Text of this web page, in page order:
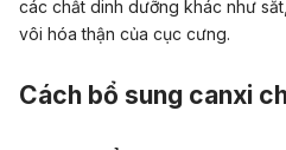
các chất dinh dưỡng khác như
vôi hóa thận của cục cưng.
Cách bổ sung canxi